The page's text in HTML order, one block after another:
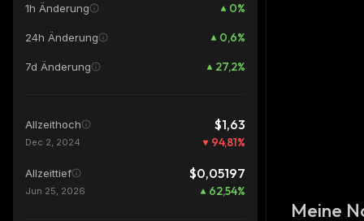
1h Änderung 0%
24h Änderung 0,6%
7d Änderung 27,2%
Allzeithoch $1,63
Dec 2, 2024 94,81%
Allzeittief $0,05197
Jun 25, 2026 62,54%
Meine